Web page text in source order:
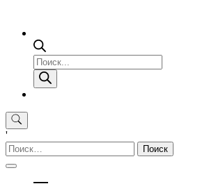
Поиск
товаров
'
Найти: